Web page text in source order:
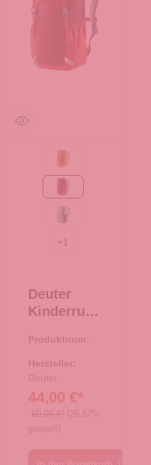
maple-amber
masala-cherry
spearmint-seagreen
+1
Deuter
Kinderruck
Junior
masala-
cherry
Produktnumme
Hersteller:
Deuter
44,00 €*
60,00 €* (26.67%
gespart)